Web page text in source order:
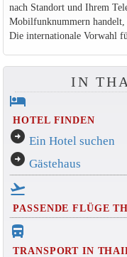
nach Standort und Ihrem
Mobilfunknummern
Die internationale Vorwahl
IN
hotel
HOTEL FINDEN
arrow_circle_right Ein Hotel suchen
arrow_circle_right Gästehaus
flight_takeoff
PASSENDE FLÜGE
directions_bus_filled
TRANSPORT IN